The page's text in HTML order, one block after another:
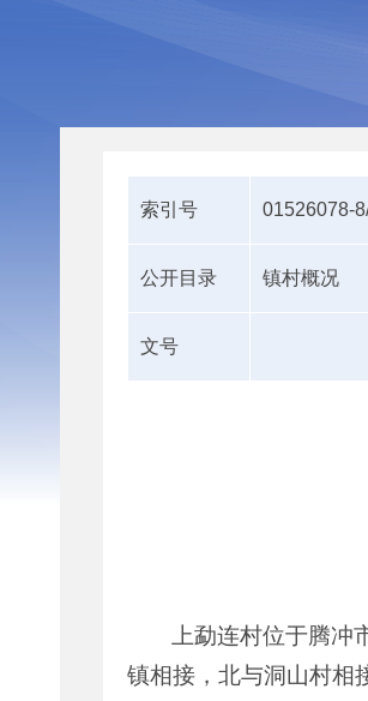
索引号 01526078-
公开目录 镇村概况
文号
上勐连村位于腾
镇相接，北与洞山村相